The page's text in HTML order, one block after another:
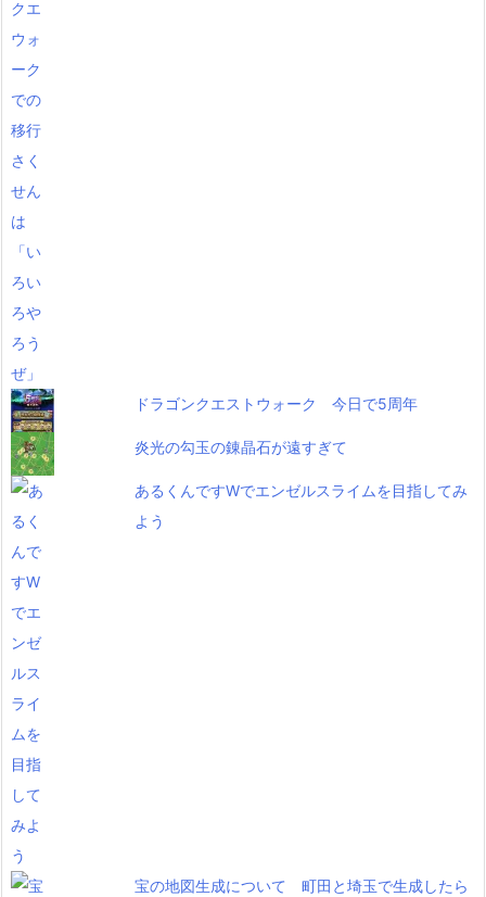
ドラゴンクエストウォーク 今日で5周年
炎光の勾玉の錬晶石が遠すぎて
あるくんですWでエンゼルスライムを目指してみ
よう
宝の地図生成について 町田と埼玉で生成したら